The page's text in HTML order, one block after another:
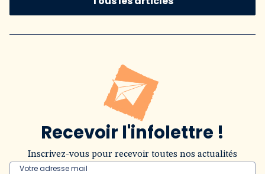
Recevoir l'infolettre !
Inscrivez-vous pour recevoir toutes nos actualités
Votre adresse mail